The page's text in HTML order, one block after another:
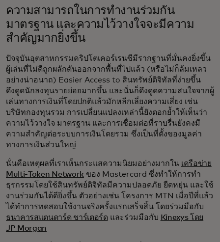
ความสามารถในการทำงานร่วมกัน
มาตรฐาน และความไว้วางใจจะมีความ
สำคัญมากยิ่งขึ้น
ปัจจุบันอุตสาหกรรมคริปโตเคอร์เรนซีมีรากฐานที่มั่นคงยิ่งขึ้น
ผู้เล่นที่ไม่ดีถูกผลักดันออกจากพื้นที่ไปแล้ว (หรือไม่ก็ล้มเหลว
อย่างน่าอนาถ) Easier Access to สินทรัพย์ดิจิทัลที่ง่ายขึ้น
ดึงดูดนักลงทุนรายย่อยมากขึ้น และนั่นก็ดึงดูดความสนใจจากผู้
เล่นทางการเงินที่โดยปกติแล้วมักหลีกเลี่ยงความเสี่ยง เช่น
บริษัทกองทุนรวม การเปลี่ยนแปลงเหล่านี้ยังตอกย้ำให้เห็นว่า
ความไว้วางใจ มาตรฐาน และการเชื่อมต่อที่ราบรื่นยังคงมี
ความสำคัญต่อระบบการเงินโดยรวม ซึ่งเป็นที่ตั้งของมูลค่า
ทางการเงินส่วนใหญ่
นั่นคือเหตุผลที่เราเห็นกระแสความนิยมอย่างมากใน เครือข่าย
Multi-Token Network ของ Mastercard ซึ่งทำให้การทำ
ธุรกรรมโดยใช้สินทรัพย์ดิจิทัลมีความปลอดภัย ยืดหยุ่น และใช้
งานร่วมกันได้ดียิ่งขึ้น ตัวอย่างเช่น โครงการ MTN เมื่อปีที่แล้ว
ได้ทำการทดสอบใช้งานจริงครั้งแรกเสร็จสิ้น โดยร่วมมือกับ
ธนาคารสแตนดาร์ด ชาร์เตอร์ด และร่วมมือกับ Kinexys โดย
JP Morgan